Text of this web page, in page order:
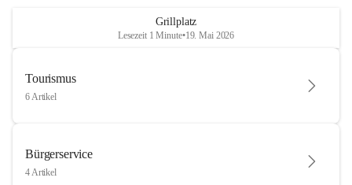
Grillplatz
Lesezeit 1 Minute•19. Mai 2026
Tourismus
6 Artikel
Bürgerservice
4 Artikel